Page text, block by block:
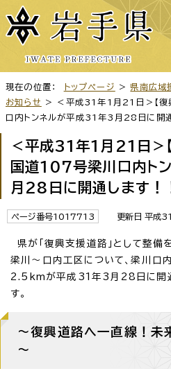
現在の位置： トップページ > 県南広域
お知らせ
> ＜平成31年1月21日＞【復
口内トンネルが平成31年3月28日に開
＜平成31年1月21日＞
国道107号梁川口内ト
月28日に開通します！
ページ番号1017713 更新日 平成
県が「復興支援道路」として整
梁川～口内工区について、梁川口
2.5kmが平成31年3月28日に開通
す。
～復興道路へ一直線！未
～